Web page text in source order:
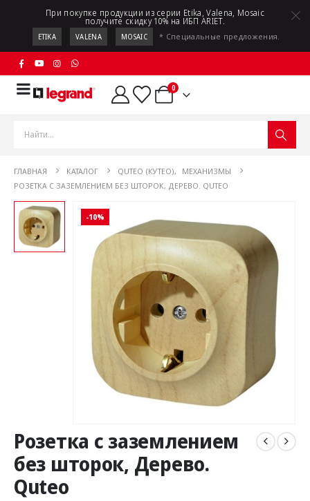
При покупке продукции из серии Etika, Valena, Mosaic
получите скидку 10% на ИБП ARIET.
ETIKA VALENA MOSAIC * Специальные предложения.
0
ГЛАВНАЯ КАТАЛОГ QUTEO (КУТЕО),
МЕХАНИЗМЫ
РОЗЕТКА С ЗАЗЕМЛЕНИЕМ БЕЗ ШТОРОК, ДЕРЕВО. QUTEO
-10%
Розетка с заземлением
без шторок, Дерево.
Quteo